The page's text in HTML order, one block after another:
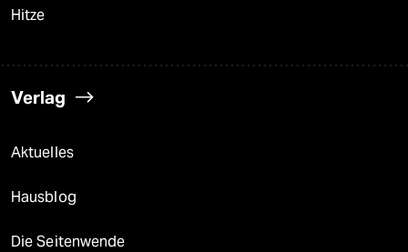
Hitze
Verlag
Aktuelles
Hausblog
Die Seitenwende